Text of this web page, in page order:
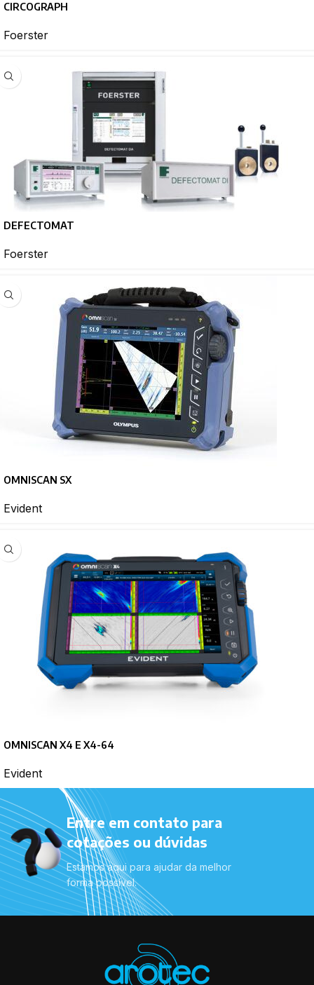
CIRCOGRAPH
Foerster
DEFECTOMAT
Foerster
OMNISCAN SX
Evident
OMNISCAN X4 E X4-64
Evident
Entre em contato para
cotações ou dúvidas
Estamos aqui para ajudar da melhor
forma possível.